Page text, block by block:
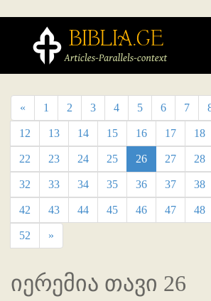
« 1 2 3 4 5 6 7
12 13 14 15 16 17 18
22 23 24 25 26 27 28
32 33 34 35 36 37 38
42 43 44 45 46 47 48
52 »
იერემია თავი 26